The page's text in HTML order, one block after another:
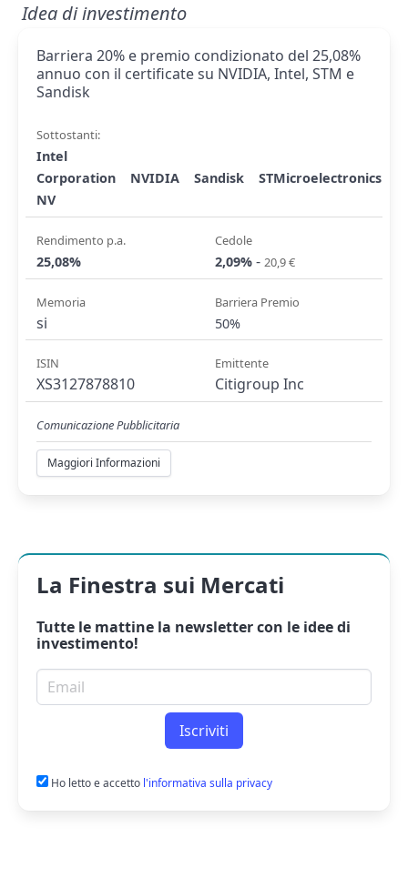
Idea di investimento
Barriera 20% e premio condizionato del 25,08%
annuo con il certificate su NVIDIA, Intel, STM e
Sandisk
Sottostanti:
Intel
Corporation
NVIDIA Sandisk
STMicroelectronics
NV
Rendimento p.a.
25,08%
Cedole
2,09% - 20,9 €
Memoria
si
Barriera Premio
50%
ISIN
XS3127878810
Emittente
Citigroup Inc
Comunicazione Pubblicitaria
Maggiori Informazioni
La Finestra sui Mercati
Tutte le mattine la newslettercon le idee di
investimento!
Email per newsletter
Iscriviti
Ho letto e accetto l'informativa sulla privacy